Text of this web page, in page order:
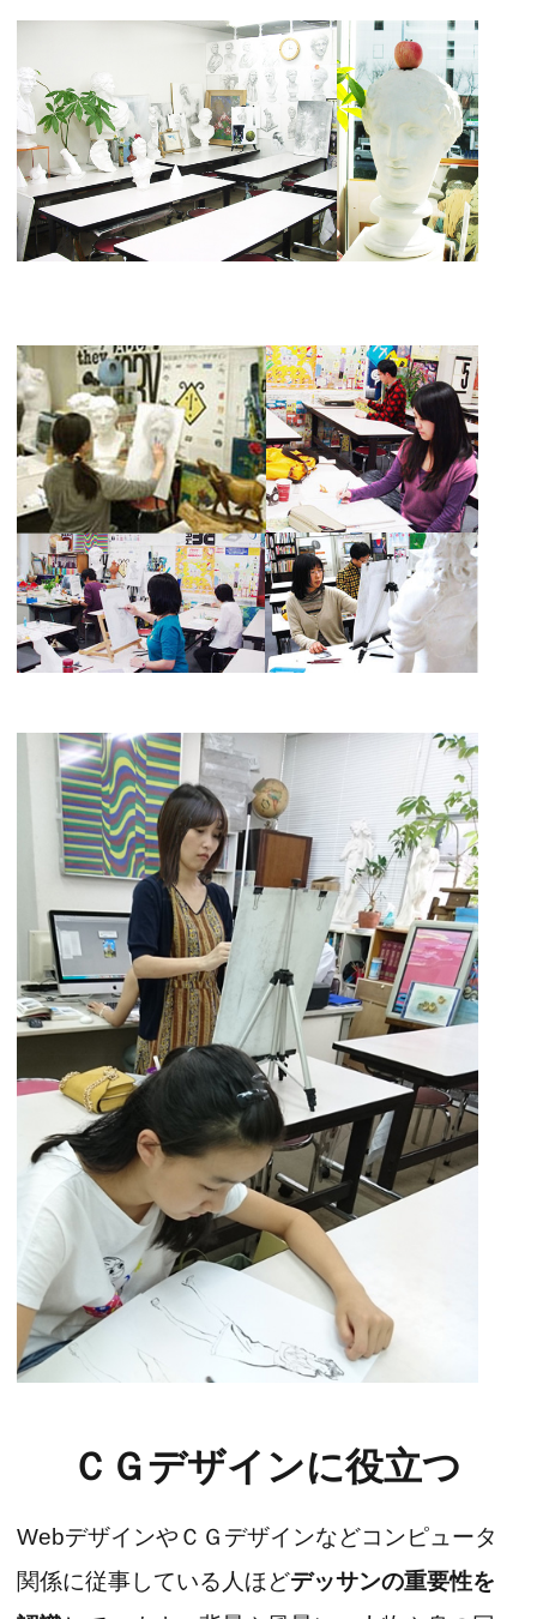
ＣＧデザインに役立つ
WebデザインやＣＧデザインなどコンピュータ
関係に従事している人ほどデッサンの重要性を